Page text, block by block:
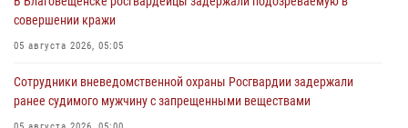
совершении кражи
05 августа 2026, 05:05
Сотрудники вневедомственной охраны Росгвардии задержали
ранее судимого мужчину с запрещенными веществами